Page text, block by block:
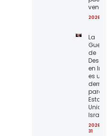
2026-
La
Guerra
de
en Irán
es una
derrota
para
Unidos
Israel
2026-
31